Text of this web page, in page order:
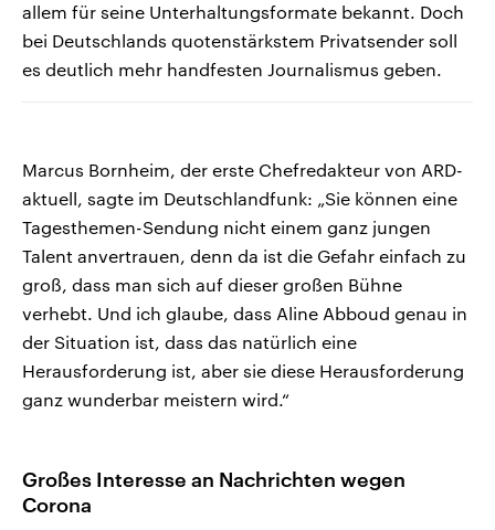
allem für seine Unterhaltungsformate bekannt. Doch
bei Deutschlands quotenstärkstem Privatsender soll
es deutlich mehr handfesten Journalismus geben.
Marcus Bornheim, der erste Chefredakteur von ARD-
aktuell, sagte im Deutschlandfunk: „Sie können eine
Tagesthemen-Sendung nicht einem ganz jungen
Talent anvertrauen, denn da ist die Gefahr einfach zu
groß, dass man sich auf dieser großen Bühne
verhebt. Und ich glaube, dass Aline Abboud genau in
der Situation ist, dass das natürlich eine
Herausforderung ist, aber sie diese Herausforderung
ganz wunderbar meistern wird.“
Großes Interesse an Nachrichten wegen
Corona